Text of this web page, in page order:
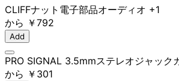
CLIFFナット 電子部品オーディオ +1
から ￥792
Add
PRO SIGNAL 3.5mmステレオジャック
から ￥301